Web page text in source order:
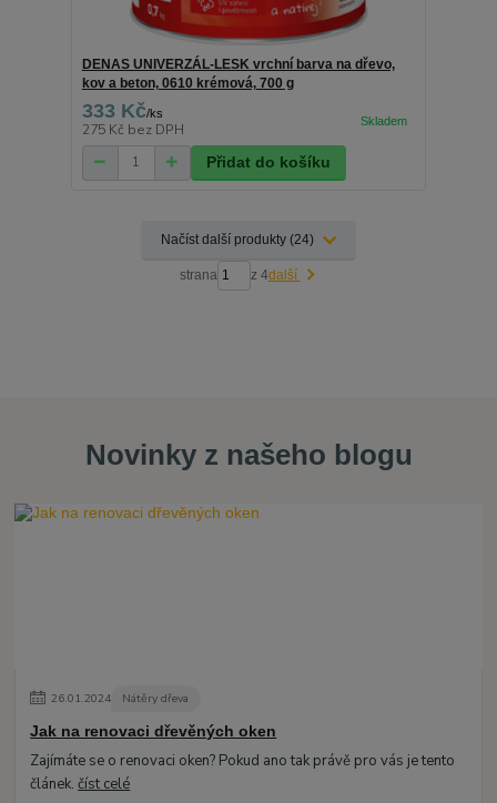
DENAS UNIVERZÁL-LESK vrchní barva na dřevo,
kov a beton, 0610 krémová, 700 g
333 Kč/ks
275 Kč bez DPH
Přidat do košíku
Načíst další produkty (24)
strana z 4další
Novinky z našeho blogu
26.01.2024 Nátěry dřeva
Jak na renovaci dřevěných oken
Zajímáte se o renovaci oken? Pokud ano tak právě pro vás je tento
článek.číst celé